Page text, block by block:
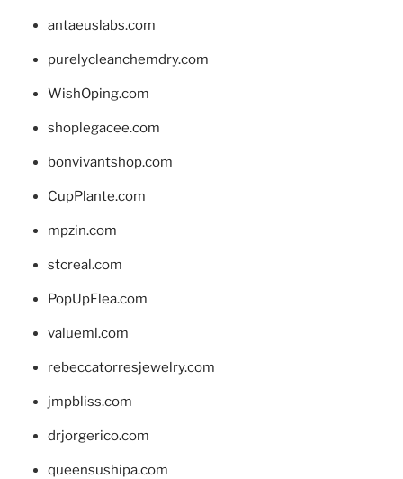
antaeuslabs.com
purelycleanchemdry.com
WishOping.com
shoplegacee.com
bonvivantshop.com
CupPlante.com
mpzin.com
stcreal.com
PopUpFlea.com
valueml.com
rebeccatorresjewelry.com
jmpbliss.com
drjorgerico.com
queensushipa.com